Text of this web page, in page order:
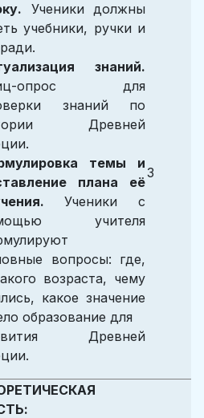
Ученики должны
учебники, ручки и
знаний.
опрос для
знаний по
Древней
темы и
плана её
Ученики с
учителя
вопросы: где,
возраста, чему
какое значение
образование для
Древней
3